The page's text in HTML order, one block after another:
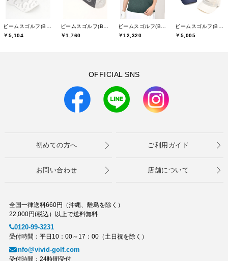
￥5,104
￥1,760
￥12,320
￥5,005
OFFICIAL SNS
初めての方へ ご利用ガイド
お問い合わせ 店舗について
全国一律送料660円（沖縄、離島を除く）
22,000円(税込）以上で送料無料
0120-99-3231
受付時間：平日10：00～17：00（土日祝を除く）
info@vivid-golf.com
受付時間：24時間受付